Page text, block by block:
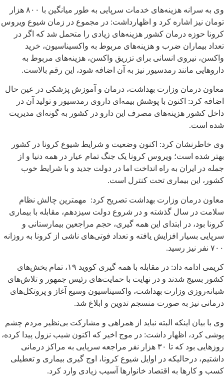
وی به سرانه هزینه‌های خدمات سرپایی به طور میانگین با ۸۰۰ هزار
تومان نیز اشاره کرد و اظهارداشت: در مجموع در زمان شیوع ویروس
کرونا حوزه درمان کشور هزینه‌های زیادی را متحمل شد که اگر در
تعداد بیماران ضرب و هزینه‌های مربوط به واکسیناسیون، خرید
واکسن، نیروی انسانی برای تزریق واکسن، هزینه‌های مربوط به
داروهایی مانند رمدسیور نیز به آن اضافه شود، این رقم بالاست.
معاون درمان وزارت بهداشت، درمان و آموزش پزشکی در عین حال
اضافه کرد: اکنون با پوشش بیمه‌ای داروی رمدسیور و تولید آن در
داخل کشور هزینه‌های مصرف این دارو در کشور به گونه‌ای مدیریت
شده است.
وی خاطرنشان کرد: اکنون وضعیت و شرایط شیوع کرونا در کشور
بهتر شده است؛ ویروس کرونا یک جنگ تمام عیار در همه دنیا و از
جمله در ایران به راه انداخت اما در دولت جدید و با شرایط خوب
کشور، این بیماری تحت کنترل است.
معاون درمان وزارت بهداشت تصریح کرد: مهمترین چالش نظام
سلامت در سال گذشته و در شروع دولت سیزدهم، مقابله با بیماری
کرونا بود، در ابتدای این همه گیری، حجم مراجعین بیمارستانی و
سرپایی بسیار افزایش یافته و تعداد فوتی‌های ناشی از کرونا به روزانه
۷۰۰ نفر نیز رسید.
کریمی ادامه داد: در مقابله با همه گیری کووید ۱۹، تمام بخش‌های
کشور بسیج شدند و در نهایت با حمایت‌های رئیس جمهور و تلاش‌های
شبانه‌روزی وزارت بهداشت، واکسیناسیون وسیع آغاز و پروتکل‌های
درمانی نیز به صورت منسجم تدوین و ابلاغ شد.
وی با بیان اینکه البته نباید از همراهی و مشارکت بی‌نظیر مردم چشم
پوشی کرد، اظهار داشت: در موج اخیر که اکنون شیب نزول پیدا کرده،
روزهایی بود که تا ۳۰ هزار نفر مراجعه سرپایی به مراکز درمانی
داشتیم، درحالیکه در اوایل شیوع کرونا، اوج گیری بیماری و تعطیلی
کسب و کارها به اقتصاد خانوارها آسیب زیادی وارد کرد.